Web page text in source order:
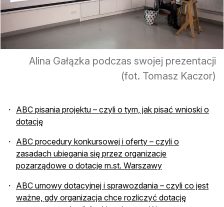
Alina Gałązka podczas swojej prezentacji
(fot. Tomasz Kaczor)
ABC pisania projektu – czyli o tym, jak pisać wnioski o
dotację
ABC procedury konkursowej i oferty – czyli o
zasadach ubiegania się przez organizacje
pozarządowe o dotacje m.st. Warszawy
ABC umowy dotacyjnej i sprawozdania – czyli co jest
ważne, gdy organizacja chce rozliczyć dotację